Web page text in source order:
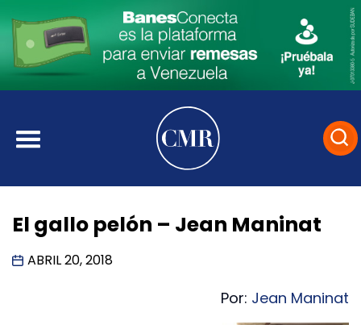
El gallo pelón – Jean Maninat
ABRIL 20, 2018
Por: Jean Maninat